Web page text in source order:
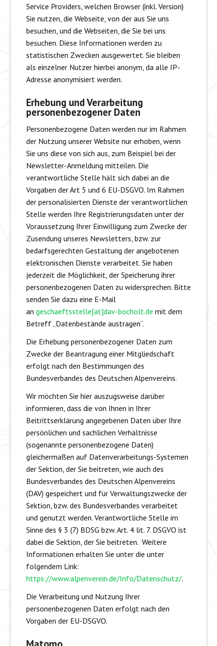
Service Providers, welchen Browser (inkl. Version)
Sie nutzen, die Webseite, von der aus Sie uns
besuchen, und die Webseiten, die Sie bei uns
besuchen. Diese Informationen werden zu
statistischen Zwecken ausgewertet. Sie bleiben
als einzelner Nutzer hierbei anonym, da alle IP-
Adresse anonymisiert werden.
Erhebung und Verarbeitung
personenbezogener Daten
Personenbezogene Daten werden nur im Rahmen
der Nutzung unserer Website nur erhoben, wenn
Sie uns diese von sich aus, zum Beispiel bei der
Newsletter-Anmeldung mitteilen. Die
verantwortliche Stelle hält sich dabei an die
Vorgaben der Art 5 und 6 EU-DSGVO. Im Rahmen
der personalisierten Dienste der verantwortlichen
Stelle werden Ihre Registrierungsdaten unter der
Voraussetzung Ihrer Einwilligung zum Zwecke der
Zusendung unseres Newsletters, bzw. zur
bedarfsgerechten Gestaltung der angebotenen
elektronischen Dienste verarbeitet. Sie haben
jederzeit die Möglichkeit, der Speicherung ihrer
personenbezogenen Daten zu widersprechen. Bitte
senden Sie dazu eine E-Mail
an geschaeftsstelle[at]dav-bocholt.de mit dem
Betreff „Datenbestände austragen“.
Die Erhebung personenbezogener Daten zum
Zwecke der Beantragung einer Mitgliedschaft
erfolgt nach den Bestimmungen des
Bundesverbandes des Deutschen Alpenvereins.
Wir möchten Sie hier auszugsweise darüber
informieren, dass die von Ihnen in Ihrer
Beitrittserklärung angegebenen Daten über Ihre
persönlichen und sachlichen Verhältnisse
(sogenannte personenbezogene Daten)
gleichermaßen auf Datenverarbeitungs-Systemen
der Sektion, der Sie beitreten, wie auch des
Bundesverbandes des Deutschen Alpenvereins
(DAV) gespeichert und für Verwaltungszwecke der
Sektion, bzw. des Bundesverbandes verarbeitet
und genutzt werden. Verantwortliche Stelle im
Sinne des § 3 (7) BDSG bzw. Art. 4 lit. 7. DSGVO ist
dabei die Sektion, der Sie beitreten. Weitere
Informationen erhalten Sie unter die unter
folgendem Link:
https://www.alpenverein.de/Info/Datenschutz/.
Die Verarbeitung und Nutzung Ihrer
personenbezogenen Daten erfolgt nach den
Vorgaben der EU-DSGVO.